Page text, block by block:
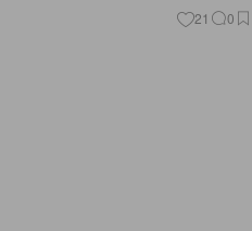
21 0